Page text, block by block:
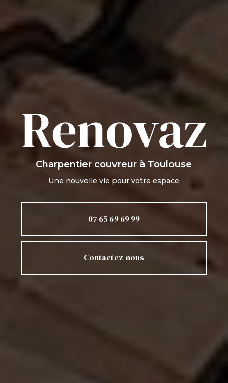
Charpentier couvreur à Toulouse
Une nouvelle vie pour votre espace
07 65 69 69 99
Contactez-nous